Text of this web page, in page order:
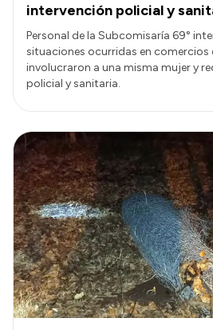
intervención policial y
Personal de la Subcomisaría 69°
situaciones ocurridas en comercios
involucraron a una misma mujer y
policial y sanitaria.